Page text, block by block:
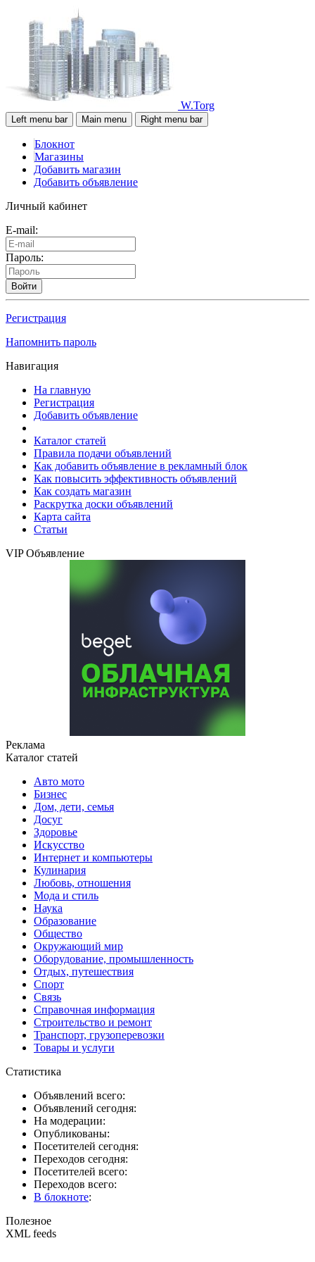
W.Torg
Left menu bar Main menu Right menu bar
Блокнот
Магазины
Добавить магазин
Добавить объявление
Личный кабинет
E-mail:
Пароль:
Войти
Регистрация
Напомнить пароль
Навигация
На главную
Регистрация
Добавить объявление
Каталог статей
Правила подачи объявлений
Как добавить объявление в рекламный блок
Как повысить эффективность объявлений
Как создать магазин
Раскрутка доски объявлений
Карта сайта
Статьи
VIP Объявление
Реклама
Каталог статей
Авто мото
Бизнес
Дом, дети, семья
Досуг
Здоровье
Искусство
Интернет и компьютеры
Кулинария
Любовь, отношения
Мода и стиль
Наука
Образование
Общество
Окружающий мир
Оборудование, промышленность
Отдых, путешествия
Спорт
Связь
Справочная информация
Строительство и ремонт
Транспорт, грузоперевозки
Товары и услуги
Статистика
Объявлений всего:
Объявлений сегодня:
На модерации:
Опубликованы:
Посетителей сегодня:
Переходов сегодня:
Посетителей всего:
Переходов всего:
В блокноте:
Полезное
XML feeds